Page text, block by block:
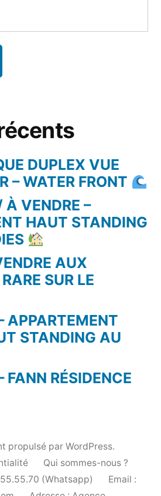
DUPLEX VUE
– WATER FRONT
À VENDRE –
HAUT STANDING
AUX
SUR LE
APPARTEMENT
STANDING AU
FANN RÉSIDENCE
propulsé par WordPress.
Qui sommes-nous ?
(Whatsapp)
Email :